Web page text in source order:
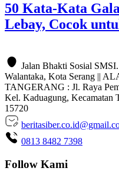
50 Kata-Kata
Lebay, Cocok
Jalan Bhakti Sosial
Walantaka, Kota Serang ||
TANGERANG : Jl. Raya
Kel. Kaduagung, Kecamatan
15720
0813 8482 7398
Follow Kami